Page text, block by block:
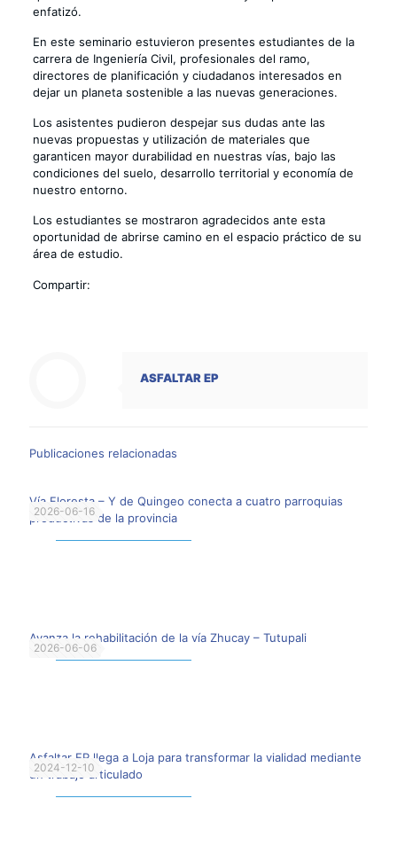
enfatizó.
En este seminario estuvieron presentes estudiantes de la
carrera de Ingeniería Civil, profesionales del ramo,
directores de planificación y ciudadanos interesados en
dejar un planeta sostenible a las nuevas generaciones.
Los asistentes pudieron despejar sus dudas ante las
nuevas propuestas y utilización de materiales que
garanticen mayor durabilidad en nuestras vías, bajo las
condiciones del suelo, desarrollo territorial y economía de
nuestro entorno.
Los estudiantes se mostraron agradecidos ante esta
oportunidad de abrirse camino en el espacio práctico de su
área de estudio.
Compartir:
ASFALTAR EP
Publicaciones relacionadas
2026-06-16
Vía Floresta – Y de Quingeo conecta a cuatro parroquias
productivas de la provincia
2026-06-06
Avanza la rehabilitación de la vía Zhucay – Tutupali
2024-12-10
Asfaltar EP llega a Loja para transformar la vialidad mediante
un trabajo articulado